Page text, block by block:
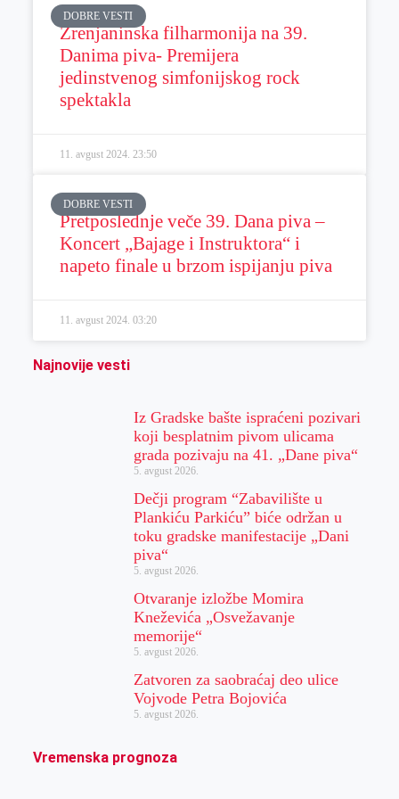
DOBRE VESTI
Zrenjaninska filharmonija na 39.
Danima piva- Premijera
jedinstvenog simfonijskog rock
spektakla
11. avgust 2024. 23:50
DOBRE VESTI
Pretposlednje veče 39. Dana piva –
Koncert „Bajage i Instruktora“ i
napeto finale u brzom ispijanju piva
11. avgust 2024. 03:20
Najnovije vesti
Iz Gradske bašte ispraćeni pozivari
koji besplatnim pivom ulicama
grada pozivaju na 41. „Dane piva“
5. avgust 2026.
Dečji program “Zabavilište u
Plankiću Parkiću” biće održan u
toku gradske manifestacije „Dani
piva“
5. avgust 2026.
Otvaranje izložbe Momira
Kneževića „Osvežavanje
memorije“
5. avgust 2026.
Zatvoren za saobraćaj deo ulice
Vojvode Petra Bojovića
5. avgust 2026.
Vremenska prognoza